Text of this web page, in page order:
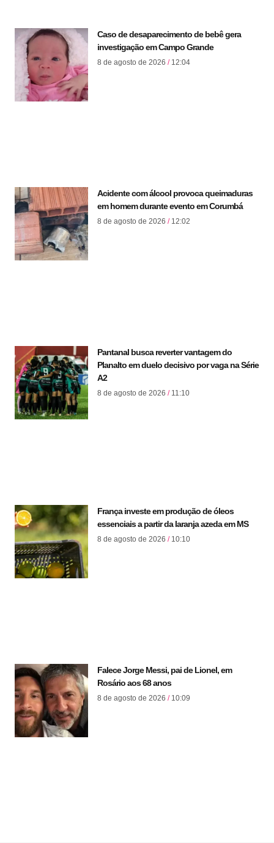
Caso de desaparecimento de bebê gera
investigação em Campo Grande
8 de agosto de 2026 12:04
Acidente com álcool provoca queimaduras
em homem durante evento em Corumbá
8 de agosto de 2026 12:02
Pantanal busca reverter vantagem do
Planalto em duelo decisivo por vaga na Série
A2
8 de agosto de 2026 11:10
França investe em produção de óleos
essenciais a partir da laranja azeda em MS
8 de agosto de 2026 10:10
Falece Jorge Messi, pai de Lionel, em
Rosário aos 68 anos
8 de agosto de 2026 10:09